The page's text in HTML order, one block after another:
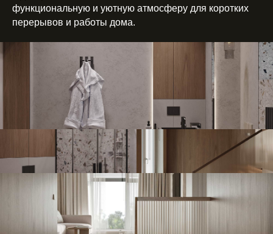
функциональную и уютную атмосферу для коротких
перерывов и работы дома.